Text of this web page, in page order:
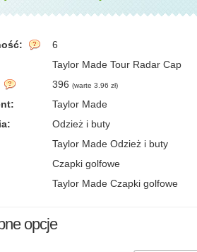
6
Taylor Made Tour Radar Cap
396 (warte 3.96 zł)
Taylor Made
Odzież i buty
Taylor Made Odzież i buty
Czapki golfowe
Taylor Made Czapki golfowe
opcje